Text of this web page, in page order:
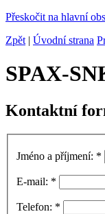
Přeskočit na hlavní
Zpět | Úvodní strana
SPAX-
Kontaktní
Jméno a příjmení: *
E-mail: *
Telefon: *